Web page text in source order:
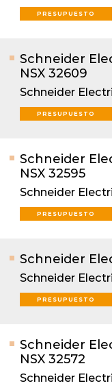
PRESUPUESTO
Schneider
NSX 32609
Schneider
PRESUPUESTO
Schneider
NSX 32595
Schneider
PRESUPUESTO
Schneider
Schneider
PRESUPUESTO
Schneider
NSX 32572
Schneider